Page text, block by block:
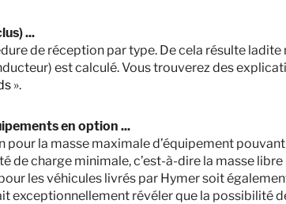
...
de réception par type. De cela résulte ladite
est calculé. Vous trouverez des
».
en option ...
pour la masse maximale d’équipement
de charge minimale, c’est-à-dire la masse
les véhicules livrés par Hymer soit
exceptionnellement révéler que la possibilité